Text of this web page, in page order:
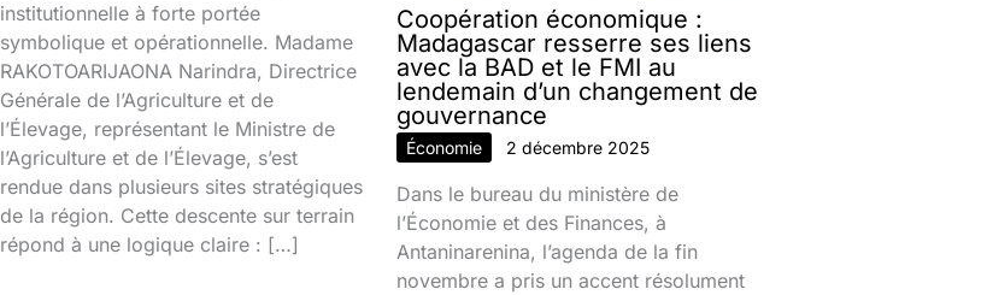
institutionnelle à forte portée
symbolique et opérationnelle. Madame
RAKOTOARIJAONA Narindra, Directrice
Générale de l’Agriculture et de
l’Élevage, représentant le Ministre de
l’Agriculture et de l’Élevage, s’est
rendue dans plusieurs sites stratégiques
de la région. Cette descente sur terrain
répond à une logique claire : […]
Coopération économique :
Madagascar resserre ses liens
avec la BAD et le FMI au
lendemain d’un changement de
gouvernance
Économie 2 décembre 2025
Dans le bureau du ministère de
l’Économie et des Finances, à
Antaninarenina, l’agenda de la fin
novembre a pris un accent résolument